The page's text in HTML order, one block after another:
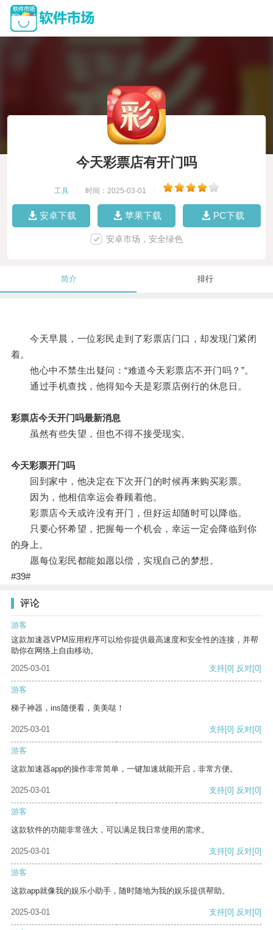
今天彩票店有开门吗
工具 时间：2025-03-01
安卓下载 苹果下载 PC下载
安卓市场，安全绿色
简介 排行
今天早晨，一位彩民走到了彩票店门口，却发现门紧闭
着。
他心中不禁生出疑问：“难道今天彩票店不开门吗？”。
通过手机查找，他得知今天是彩票店例行的休息日。
彩票店今天开门吗最新消息
虽然有些失望，但也不得不接受现实。
今天彩票开门吗
回到家中，他决定在下次开门的时候再来购买彩票。
因为，他相信幸运会眷顾着他。
彩票店今天或许没有开门，但好运却随时可以降临。
只要心怀希望，把握每一个机会，幸运一定会降临到你
的身上。
愿每位彩民都能如愿以偿，实现自己的梦想。
#39#
评论
游客
这款加速器VPM应用程序可以给你提供最高速度和安全性的连接，并帮
助你在网络上自由移动。
2025-03-01
支持[0] 反对[0]
游客
梯子神器，ins随便看，美美哒！
2025-03-01 支持[0] 反对[0]
游客
这款加速器app的操作非常简单，一键加速就能开启，非常方便。
2025-03-01 支持[0] 反对[0]
游客
这款软件的功能非常强大，可以满足我日常使用的需求。
2025-03-01 支持[0] 反对[0]
游客
这款app就像我的娱乐小助手，随时随地为我的娱乐提供帮助。
2025-03-01 支持[0] 反对[0]